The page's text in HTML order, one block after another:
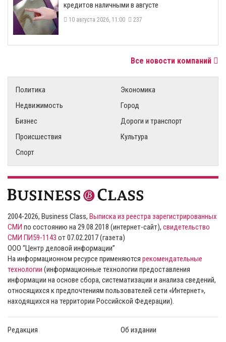
кредитов наличными в августе
10 августа 2026, 11:00 237
Все новости компаний
Политика
Экономика
Недвижимость
Город
Бизнес
Дороги и транспорт
Происшествия
Культура
Спорт
2004-2026, Business Class, Выписка из реестра зарегистрированных
СМИ по состоянию на 29.08.2018 (интернет-сайт), свидетельство
СМИ ПИ59-1143 от 07.02.2017 (газета)
ООО “Центр деловой информации”
На информационном ресурсе применяются рекомендательные
технологии (информационные технологии предоставления
информации на основе сбора, систематизации и анализа сведений,
относящихся к предпочтениям пользователей сети «Интернет»,
находящихся на территории Российской Федерации).
Редакция Об издании